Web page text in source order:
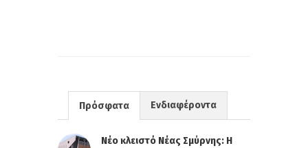
Πρόσφατα Ενδιαφέροντα
Νέο κλειστό Νέας Σμύρνης: Η